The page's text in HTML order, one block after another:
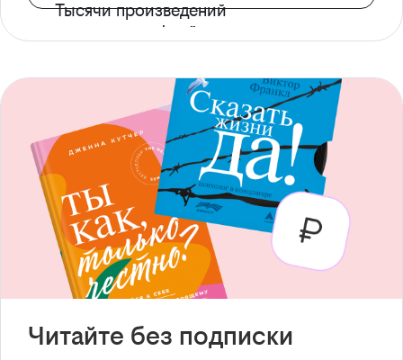
Тысячи произведений
с доступом офлайн
Читайте без подписки